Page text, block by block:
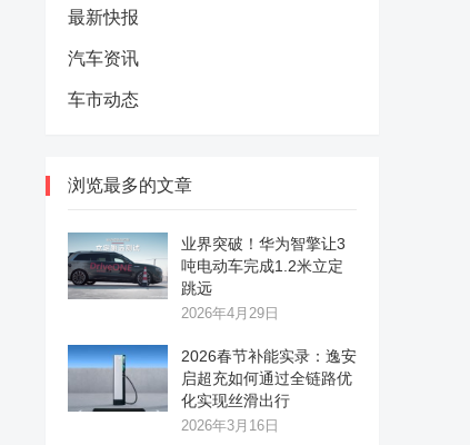
最新快报
汽车资讯
车市动态
浏览最多的文章
业界突破！华为智擎让3
吨电动车完成1.2米立定
跳远
2026年4月29日
2026春节补能实录：逸安
启超充如何通过全链路优
化实现丝滑出行
2026年3月16日